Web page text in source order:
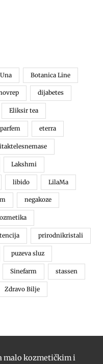
Botanica Line
dijabetes
Eliksir tea
eterra
Lakshmi
libido LilaMa
negakoze
prirodnikristali
puzeva sluz
Sinefarm stassen
Zdravo Bilje
malo kozmetičkim i